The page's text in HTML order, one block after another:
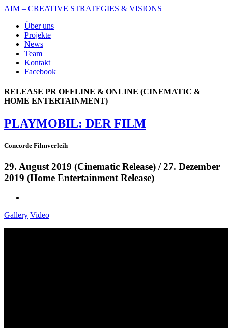
AIM – CREATIVE STRATEGIES & VISIONS
Über uns
Projekte
News
Team
Kontakt
Facebook
RELEASE PR OFFLINE & ONLINE (CINEMATIC &
HOME ENTERTAINMENT)
PLAYMOBIL: DER FILM
Concorde Filmverleih
29. August 2019 (Cinematic Release) / 27. Dezember
2019 (Home Entertainment Release)
Gallery Video